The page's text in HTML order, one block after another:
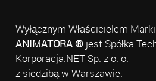
Wyłącznym Właścicielem Marki
ANIMATORA ®jest Spółka
Korporacja.NET Sp. z o. o.
z siedzibą w Warszawie.